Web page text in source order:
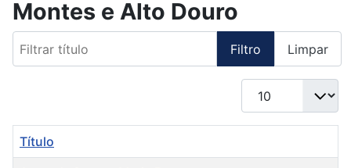
Montes e Alto Douro
Filtrar título
Filtro Limpar
Qtd. a exibir
Título